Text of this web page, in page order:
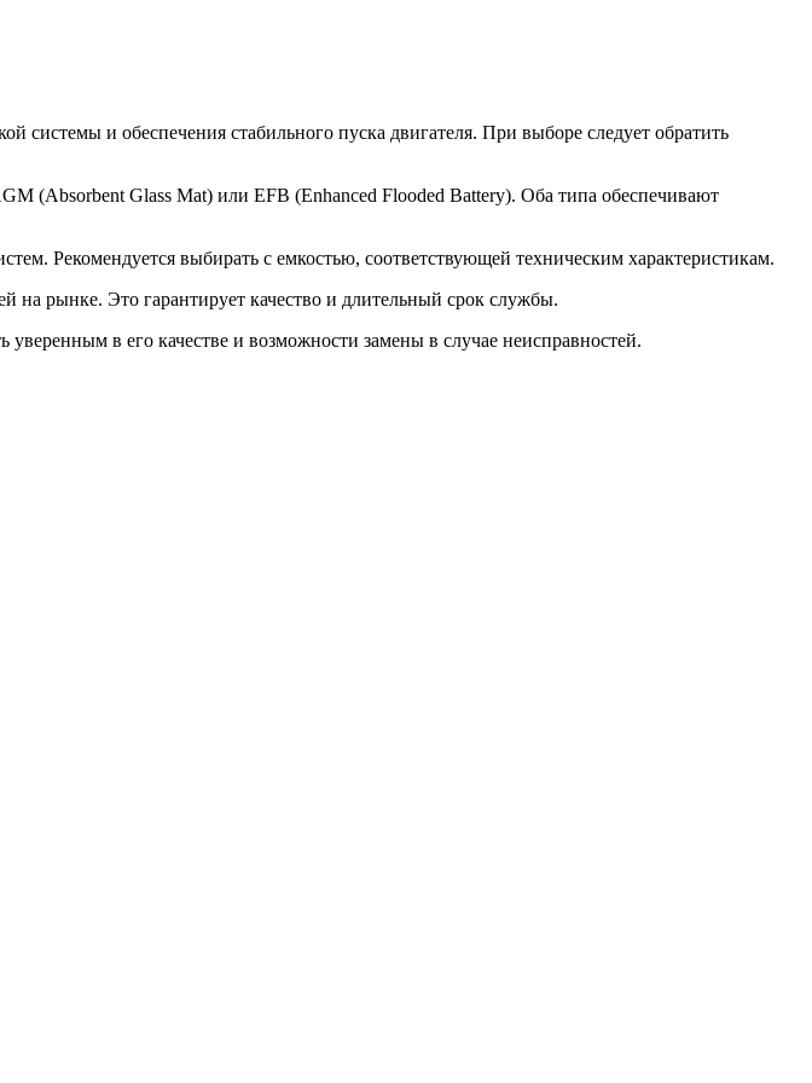
и обеспечения стабильного пуска двигателя. При выборе следует обратить
(Absorbent Glass Mat) или EFB (Enhanced Flooded Battery). Оба типа обеспечивают
Рекомендуется выбирать с емкостью, соответствующей техническим характеристикам.
на рынке. Это гарантирует качество и длительный срок службы.
в его качестве и возможности замены в случае неисправностей.